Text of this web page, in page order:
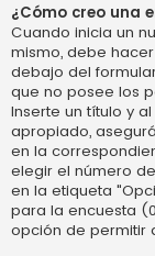
¿Cómo creo una
Cuando inicia un
mismo, debe
debajo del
que no posee los
Inserte un título y
apropiado,
en la
elegir el número
en la etiqueta
para la encuesta
opción de permitir